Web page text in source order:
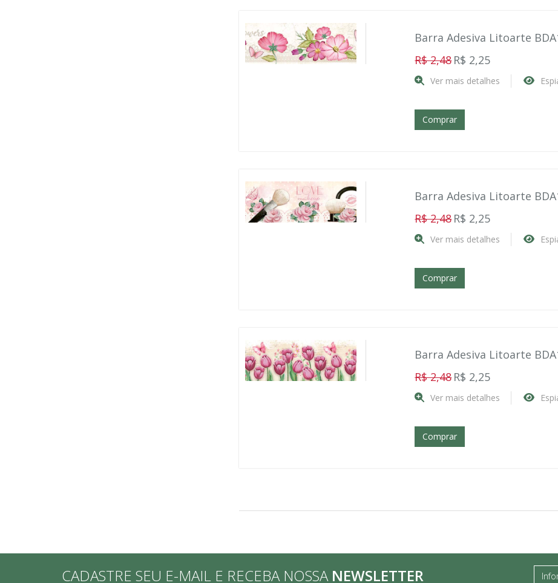
Barra Adesiva Litoarte
R$ 2,48R$ 2,25
Ver mais detalhes
Comprar
Barra Adesiva Litoarte
R$ 2,48R$ 2,25
Ver mais detalhes
Comprar
Barra Adesiva Litoarte
R$ 2,48R$ 2,25
Ver mais detalhes
Comprar
CADASTRE SEU E-MAIL E RECEBA NOSSA NEWSLETTER